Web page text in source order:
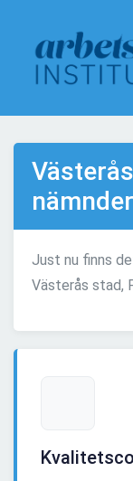
Just nu finns
Västerås stad,